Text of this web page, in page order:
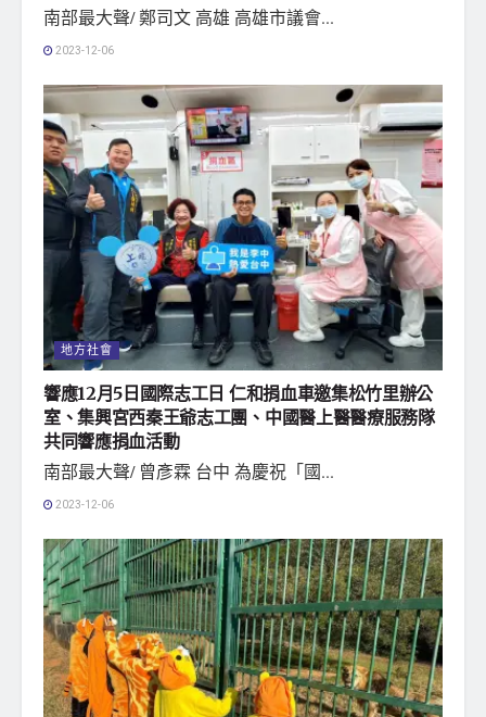
南部最大聲/ 鄭司文 高雄 高雄市議會...
2023-12-06
地方社會
響應12月5日國際志工日 仁和捐血車邀集松竹里辦公
室、集興宮西秦王爺志工團、中國醫上醫醫療服務隊
共同響應捐血活動
南部最大聲/ 曾彥霖 台中 為慶祝「國...
2023-12-06